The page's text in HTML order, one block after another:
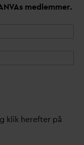
VAs medlemmer.
klik herefter på